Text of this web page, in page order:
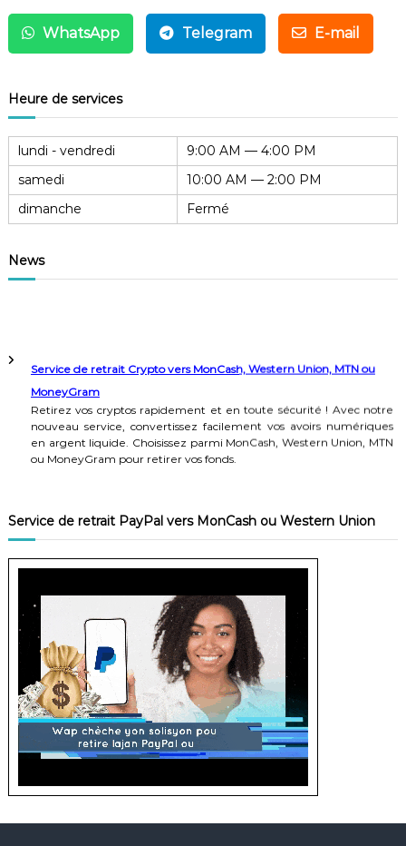
WhatsApp Telegram E-mail
Heure de services
lundi - vendredi
9:00 AM — 4:00 PM
samedi
10:00 AM — 2:00 PM
dimanche
Fermé
News
Service de retrait Crypto vers MonCash, Western Union, MTN ou
MoneyGram
Retirez vos cryptos rapidement et en toute sécurité ! Avec notre
nouveau service, convertissez facilement vos avoirs numériques
en argent liquide. Choisissez parmi MonCash, Western Union, MTN
ou MoneyGram pour retirer vos fonds.
-Facile à utiliser
-Options de retrait variées
-Processus rapide et transparent
Ne manquez pas cette opportunité ! Essayez notre Service de
Retrait Crypto dès maintenant.
#CryptoVersArgent #RetraitRapide #Sécurité #Flexibilité
#MonCash #WesternUnion #MTN #MoneyGram
Rechargez vos comptes Pyypl, Fyatu, Binance, Wise, Payoneer ou
wallets crypto en toute simplicité !
Nous vous proposons un service de recharge rapide et sécurisé
crypto ! Simplifiez vos transactions et bénéficiez d'une expérience
paiements en ligne.
Service de retrait PayPal vers MonCash ou Western Union